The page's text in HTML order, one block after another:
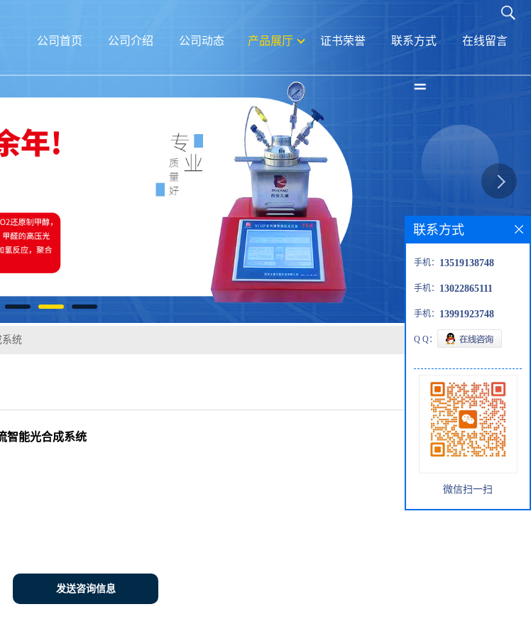
公司首页 公司介绍 公司动态 产品展厅 证书荣誉 联系方式 在线留言
系统
智能光合成系统
发送咨询信息
联系方式
手机： 13519138748
手机： 13022865111
手机： 13991923748
Q Q：
微信扫一扫